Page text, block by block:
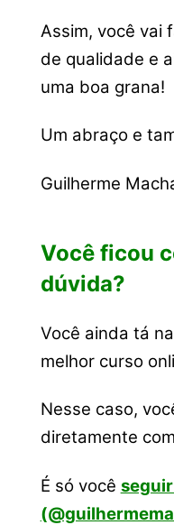
Assim, você vai
de qualidade e
uma boa grana!
Um abraço e
Guilherme
Você ficou
dúvida?
Você ainda tá
melhor curso
Nesse caso,
diretamente
É só você